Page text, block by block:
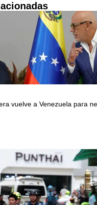
vuelve a Venezuela para